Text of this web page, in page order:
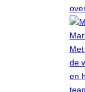
de
en